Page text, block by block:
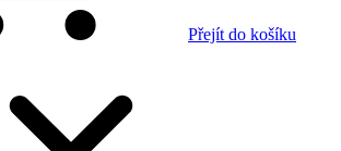
Přejít do košíku